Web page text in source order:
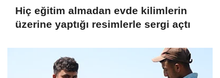
Hiç eğitim almadan evde kilimlerin
üzerine yaptığı resimlerle sergi açtı